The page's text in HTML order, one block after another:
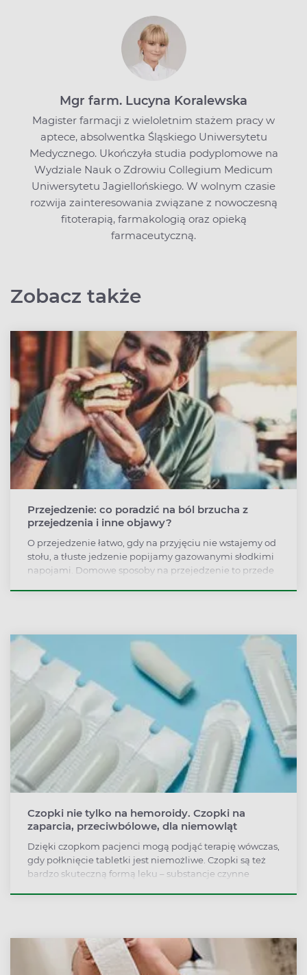
Mgr farm. Lucyna Koralewska
Magister farmacji z wieloletnim stażem pracy w
aptece, absolwentka Śląskiego Uniwersytetu
Medycznego. Ukończyła studia podyplomowe na
Wydziale Nauk o Zdrowiu Collegium Medicum
Uniwersytetu Jagiellońskiego. W wolnym czasie
rozwija zainteresowania związane z nowoczesną
fitoterapią, farmakologią oraz opieką
farmaceutyczną.
Zobacz także
Przejedzenie: co poradzić na ból brzucha z
przejedzenia i inne objawy?
O przejedzenie łatwo, gdy na przyjęciu nie wstajemy od
stołu, a tłuste jedzenie popijamy gazowanymi słodkimi
napojami. Domowe sposoby na przejedzenie to przede
Czopki nie tylko na hemoroidy. Czopki na
zaparcia, przeciwbólowe, dla niemowląt
Dzięki czopkom pacjenci mogą podjąć terapię wówczas,
gdy połknięcie tabletki jest niemożliwe. Czopki są też
bardzo skuteczną formą leku – substancje czynne